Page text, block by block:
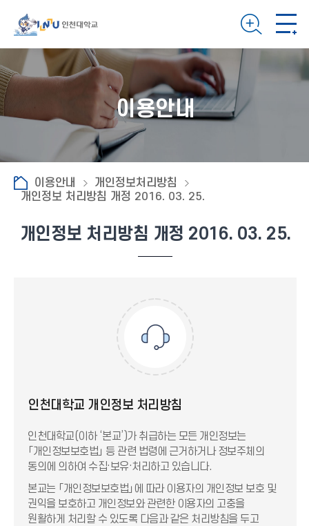
이용안내
이용안내
개인정보처리방침
개인정보 처리방침 개정 2016. 03. 25.
개인정보 처리방침 개정 2016. 03. 25.
인천대학교 개인정보 처리방침
인천대학교(이하 ‘본교’)가 취급하는 모든 개인정보는
「개인정보보호법」 등 관련 법령에 근거하거나 정보주체의
동의에 의하여 수집·보유·처리하고 있습니다.
본교는 「개인정보보호법」에 따라 이용자의 개인정보 보호 및
권익을 보호하고 개인정보와 관련한 이용자의 고충을
원활하게 처리할 수 있도록 다음과 같은 처리방침을 두고